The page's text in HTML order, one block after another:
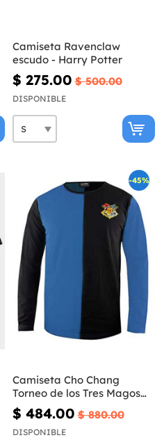
Camiseta Ravenclaw
escudo - Harry Potter
$ 275.00 $ 500.00
DISPONIBLE
-45%
Camiseta Cho Chang
Torneo de los Tres Magos
para adulto - Harry Potter
$ 484.00 $ 880.00
DISPONIBLE